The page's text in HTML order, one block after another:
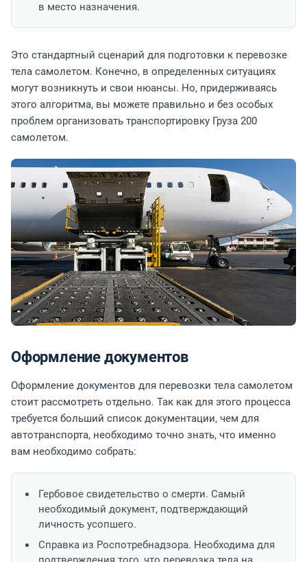
в место назначения.
Это стандартный сценарий для подготовки к перевозке
тела самолетом. Конечно, в определенных ситуациях
могут возникнуть и свои нюансы. Но, придерживаясь
этого алгоритма, вы можете правильно и без особых
проблем организовать транспортировку Груза 200
самолетом.
Оформление документов
Оформление документов для перевозки тела самолетом
стоит рассмотреть отдельно. Так как для этого процесса
требуется больший список документации, чем для
автотранспорта, необходимо точно знать, что именно
вам необходимо собрать:
Гербовое свидетельство о смерти. Самый
необходимый документ, подтверждающий
личность усопшего.
Справка из Роспотребнадзора. Необходима для